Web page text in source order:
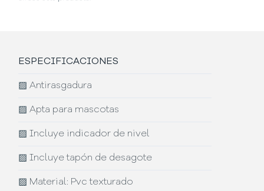
ESPECIFICACIONES
▨Antirasgadura
▨Apta para mascotas
▨Incluye indicador de nivel
▨Incluye tapón de desagote
▨ Material: Pvc texturado